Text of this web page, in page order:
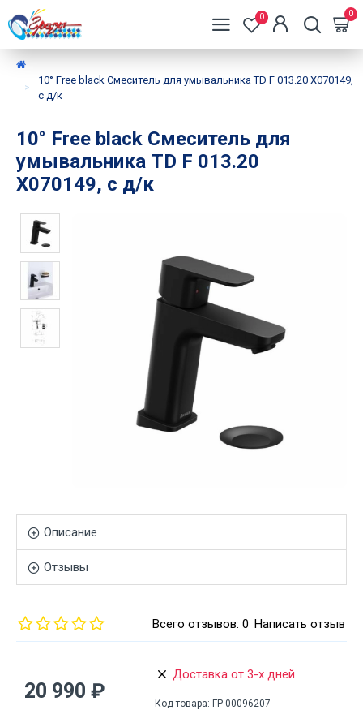
0 0
10° Free black Смеситель для умывальника TD F 013.20 X070149,
с д/к
10° Free black Смеситель для
умывальника TD F 013.20
X070149, с д/к
Описание
Отзывы
Всего отзывов: 0 Написать отзыв
20 990 ₽
Доставка от 3-х дней
Код товара: ГР-00096207